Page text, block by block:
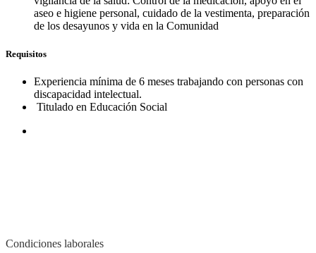
aseo e higiene personal, cuidado de la vestimenta, preparación
de los desayunos y vida en la Comunidad
Requisitos
Experiencia mínima de 6 meses trabajando con personas con
discapacidad intelectual.
Titulado en Educación Social
Condiciones laborales